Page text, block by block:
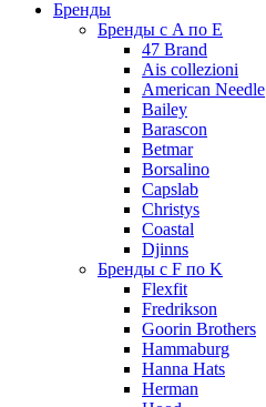
Бренды
Бренды с A по E
47 Brand
Ais collezioni
American Needle
Bailey
Barascon
Betmar
Borsalino
Capslab
Christys
Coastal
Djinns
Бренды с F по K
Flexfit
Fredrikson
Goorin Brothers
Hammaburg
Hanna Hats
Herman